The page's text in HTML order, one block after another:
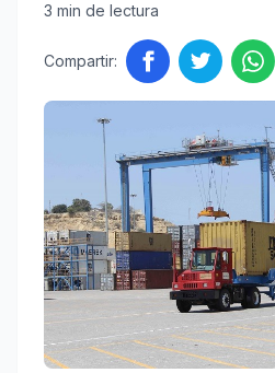
3 min de lectura
Compartir: